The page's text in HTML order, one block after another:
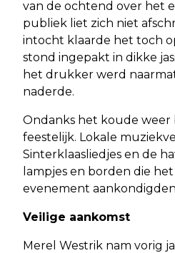
van de ochtend over het
publiek liet zich niet
intocht klaarde het toch
stond ingepakt in dikke
het drukker werd
naderde.
Ondanks het koude weer
feestelijk. Lokale
Sinterklaasliedjes en de
lampjes en borden die
evenement
Veilige aankomst
Merel Westrik nam vorig